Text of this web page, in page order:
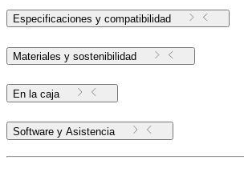
Especificaciones y compatibilidad
Materiales y sostenibilidad
En la caja
Software y Asistencia